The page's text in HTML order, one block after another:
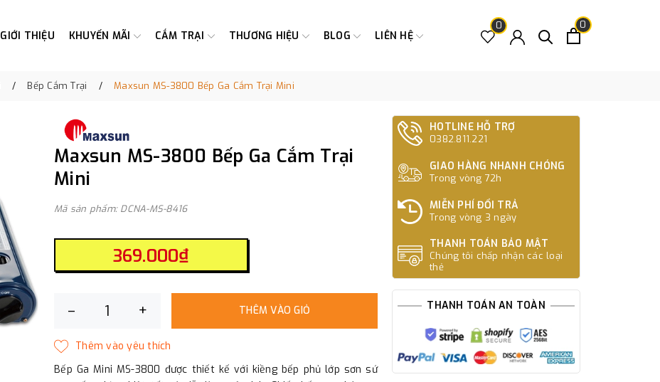
GIỚI THIỆU KHUYẾN MÃI CẮM TRẠI THƯƠNG HIỆU BLOG LIÊN HỆ
0 0
Bếp Cắm Trại Maxsun MS-3800 Bếp Ga Cắm Trại Mini
Maxsun MS-3800 Bếp Ga Cắm Trại
Mini
Mã sản phẩm: DCNA-MS-8416
369.000₫
– + THÊM VÀO GIỎ
Bếp Ga Mini MS-3800 được thiết kế với kiềng bếp phủ lớp sơn sứ
HOTLINE HỖ TRỢ
0382.811.221
GIAO HÀNG NHANH CHÓNG
Trong vòng 72h
MIỄN PHÍ ĐỔI TRẢ
Trong vòng 3 ngày
THANH TOÁN BẢO MẬT
Chúng tôi chấp nhận các loại
thẻ
THANH TOÁN AN TOÀN